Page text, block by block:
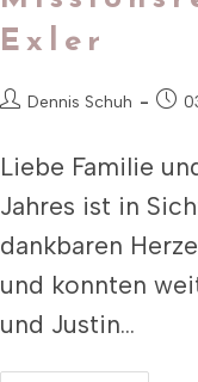
Exler
Dennis Schuh
Liebe Familie
Jahres ist in
dankbaren
und konnten
und Justin…